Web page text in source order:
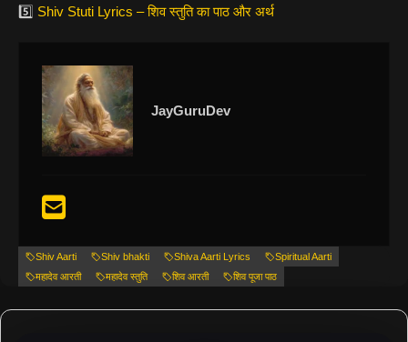
5️⃣ Shiv Stuti Lyrics – शिव स्तुति का पाठ और अर्थ
JayGuruDev
Shiv Aarti Shiv bhakti Shiva Aarti Lyrics
Spiritual Aarti
महादेव आरती
महादेव स्तुति शिव आरती शिव पूजा पाठ